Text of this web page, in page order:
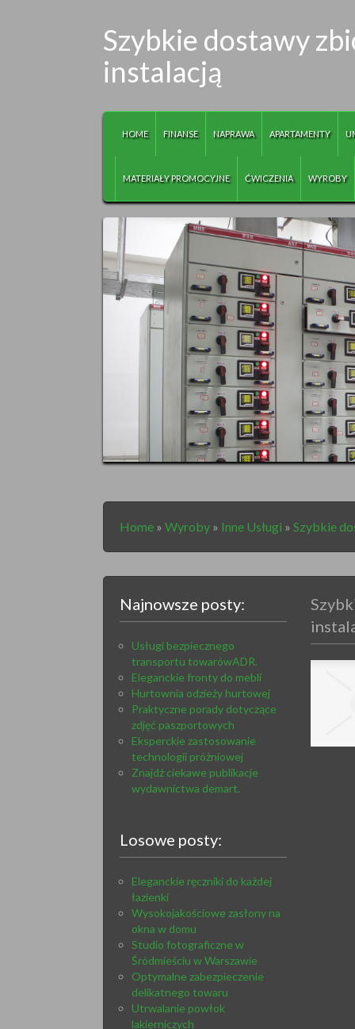
Szybkie dostawy
instalacją
HOME FINANSE NAPRAWA APARTAMENTY
MATERIAŁY PROMOCYJNE ĆWICZENIA WYROBY
Home » Wyroby » Inne Usługi » Szybkie
Najnowsze posty:
Usługi bezpiecznego
transportu towarówADR.
Eleganckie fronty do mebli
Hurtownia odzieży hurtowej
Praktyczne porady dotyczące
zdjęć paszportowych
Eksperckie zastosowanie
technologii próżniowej
Znajdź ciekawe publikacje
wydawnictwa demart.
Losowe posty:
Eleganckie ręczniki do każdej
łazienki
Wysokojakościowe zasłony na
okna w domu
Studio fotograficzne w
Śródmieściu w Warszawie
Optymalne zabezpieczenie
delikatnego towaru
Utrwalanie powłok
lakierniczych